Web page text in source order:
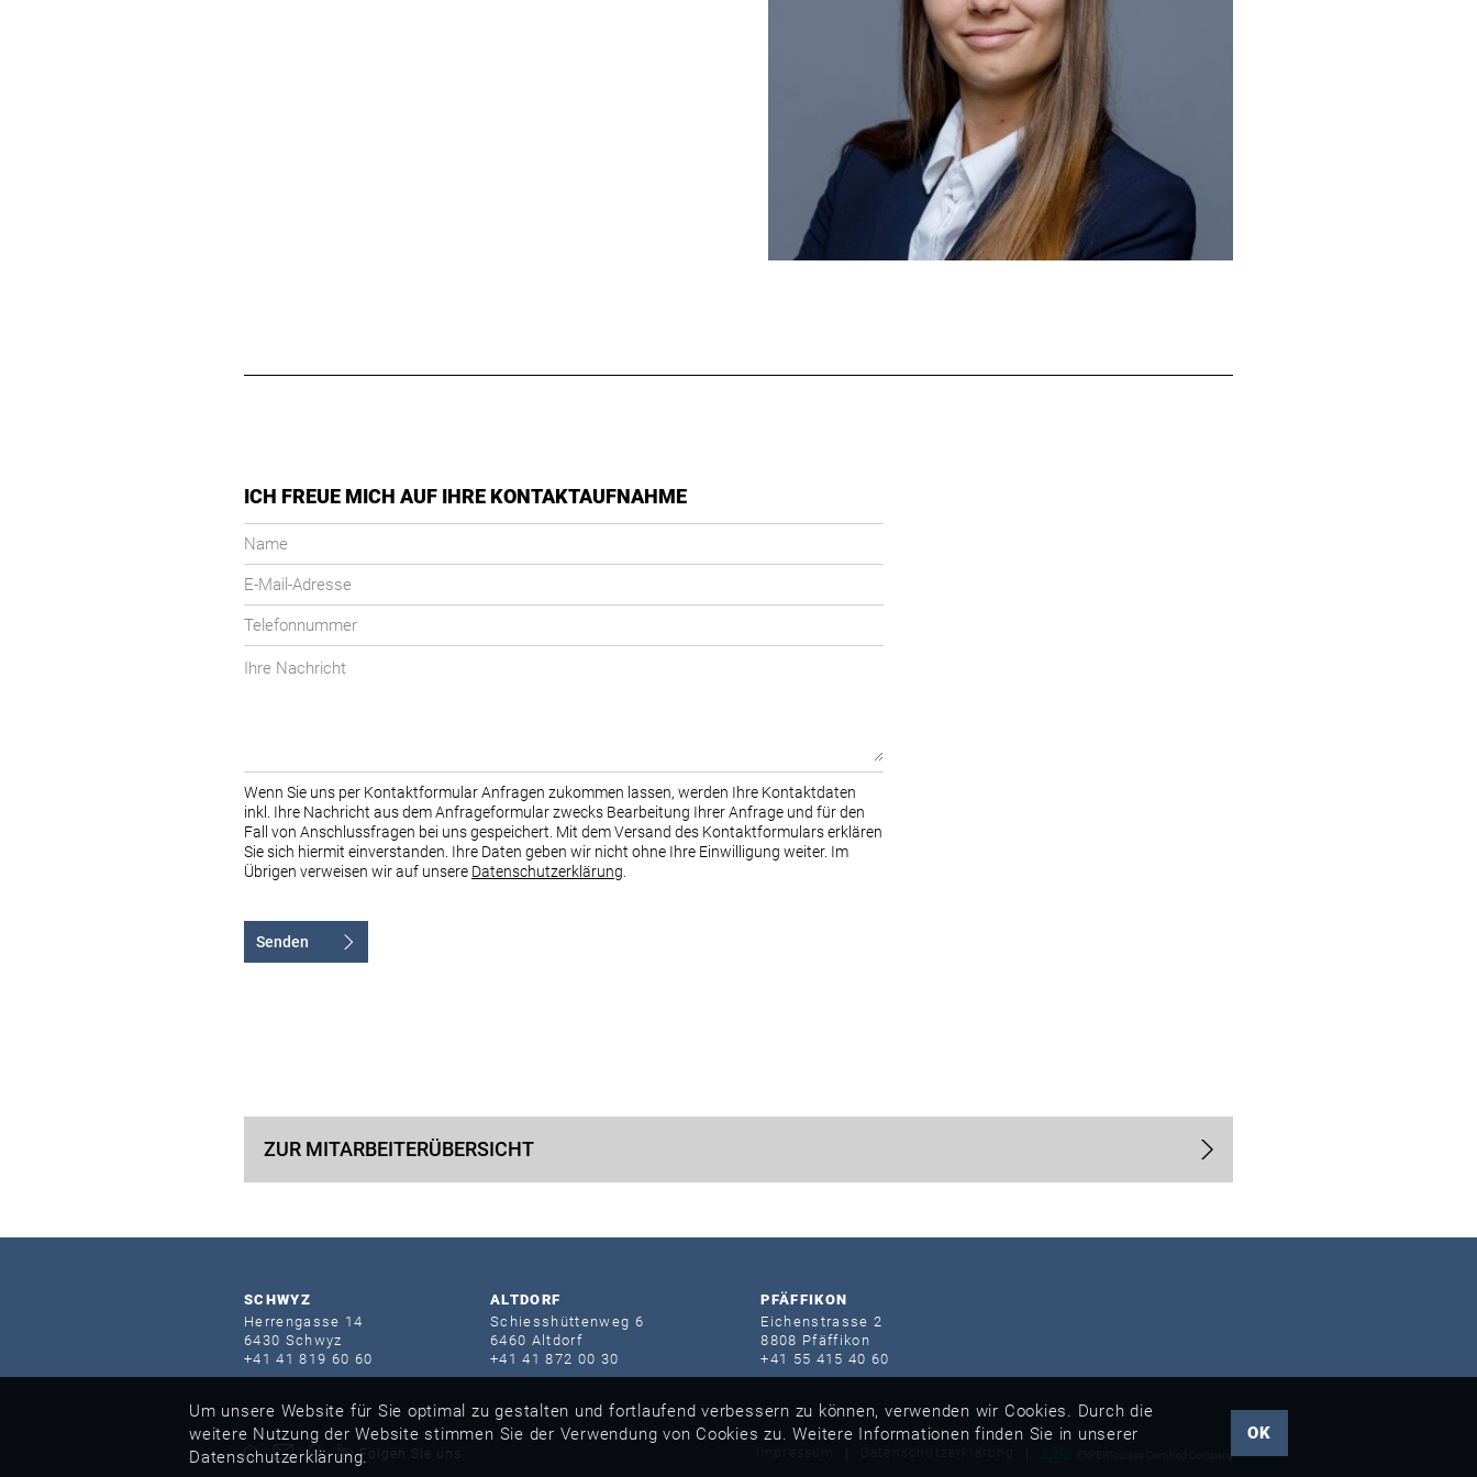
ICH FREUE MICH AUF IHRE KONTAKTAUFNAHME
Name
E-
Mail-
Adresse
Telefonnummer
Ihre
Wenn Sie uns per Kontaktformular Anfragen zukommen lassen, werden Ihre Kontaktdaten
inkl. Ihre Nachricht aus dem Anfrageformular zwecks Bearbeitung Ihrer Anfrage und für den
Fall von Anschlussfragen bei uns gespeichert. Mit dem Versand des Kontaktformulars erklären
Sie sich hiermit einverstanden. Ihre Daten geben wir nicht ohne Ihre Einwilligung weiter. Im
Übrigen verweisen wir auf unsere Datenschutzerklärung.
Senden
ZUR MITARBEITER­ÜBERSICHT
SCHWYZ
Herrengasse 14
6430 Schwyz
+41 41 819 60 60
ALTDORF
Schiesshütten­weg 6
6460 Altdorf
+41 41 872 00 30
PFÄFFIKON
Eichenstrasse 2
8808 Pfäffikon
+41 55 415 40 60
Folgen Sie uns
Um unsere Website für Sie optimal zu gestalten und fortlaufend verbessern zu können, verwenden wir Cookies. Durch die
weitere Nutzung der Website stimmen Sie der Verwendung von Cookies zu.Weitere Informationen finden Sie in unserer
Datenschutzerklärung.
OK